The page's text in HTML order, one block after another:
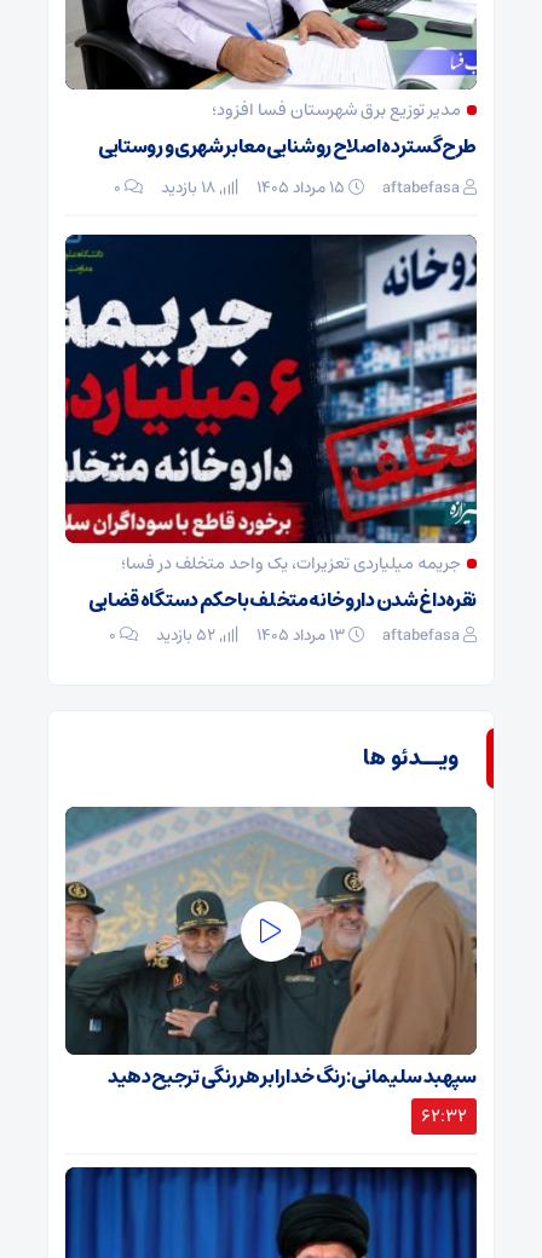
مدیر توزیع برق شهرستان فسا افزود؛
طرح گسترده اصلاح روشنایی معابر شهری و روستایی
aftabefasa ۰
جریمه میلیاردی تعزیرات، یک واحد متخلف در فسا؛
نقره‌داغ شدن داروخانه متخلف با حکم دستگاه قضایی
aftabefasa ۰
ویــدئو ها
سپهبد سلیمانی: رنگ خدا را بر هر رنگی ترجیح دهید
62:32